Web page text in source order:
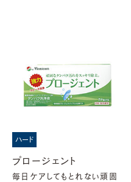
ハード
プロージェント
毎日ケアしてもとれない頑固